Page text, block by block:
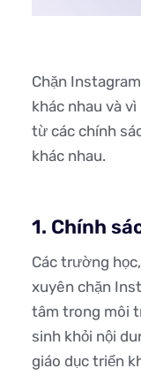
Chặn
khác nhau và
từ các chính
khác nhau.
1. Chính
Các trường
xuyên chặn
tâm trong môi
sinh khỏi nội
giáo dục triển